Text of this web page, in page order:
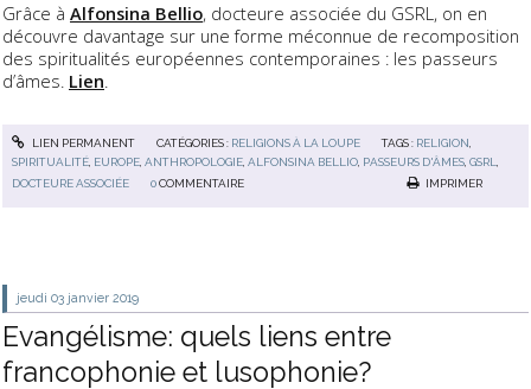
Grâce à Alfonsina Bellio, docteure associée du GSRL, on en
découvre davantage sur une forme méconnue de recomposition
des spiritualités européennes contemporaines : les passeurs
d’âmes. Lien.
LIEN PERMANENT CATÉGORIES : RELIGIONS À LA LOUPE TAGS : RELIGION
SPIRITUALITÉ EUROPE ,ANTHROPOLOGIE ,ALFONSINA BELLIO PASSEURS D'ÂMES ,GSRL
DOCTEURE ASSOCIÉE
0 COMMENTAIRE IMPRIMER
jeudi 03 janvier 2019
Evangélisme: quels liens entre
francophonie et lusophonie?